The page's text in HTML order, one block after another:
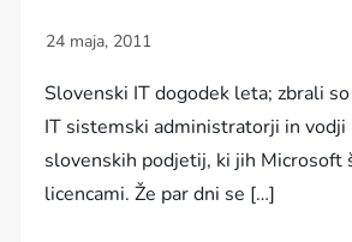
Slovenski IT dogodek leta; zbrali so
IT sistemski administratorji in
slovenskih podjetij, ki jih Microsoft
licencami. Že par dni se […]